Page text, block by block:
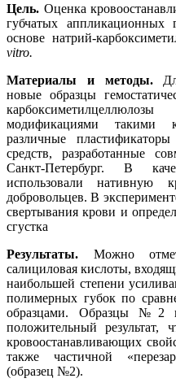
Цель. Оценка
губчатых аппликационных
основе натрий-
vitro.
Материалы и методы.
новые образцы
модификациями такими
различные
средств, разработанные
Санкт-Петербург. В
использовали нативную
добровольцев. В
свертывания крови и
сгустка
Результаты. Можно
салициловая кислоты,
наибольшей степени
полимерных губок по
образцами. Образцы №2
положительный результат,
кровоостанавливающих
также частичной
(образец №2).